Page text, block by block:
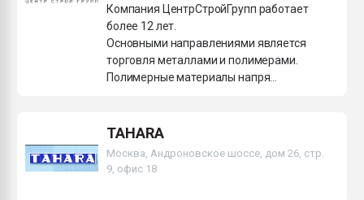
Компания ЦентрСтройГрупп работает
более 12 лет.
Основными направлениями является
торговля металлами и полимерами.
Полимерные материалы напря...
TAHARA
Москва, Андроновское шоссе, дом 26, стр.
9, офис 18